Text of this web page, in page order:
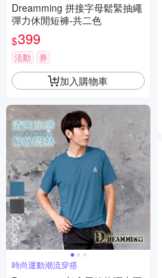
Dreamming 拼接字母鬆緊抽繩
彈力休閒短褲-共二色
$399
活動 券
加入購物車
時尚運動潮流穿搭